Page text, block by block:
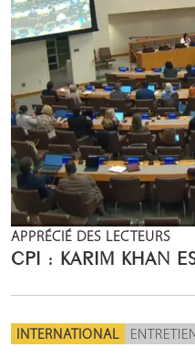
APPRÉCIÉ DES LECTEURS
CPI : KARIM KHAN
INTERNATIONAL